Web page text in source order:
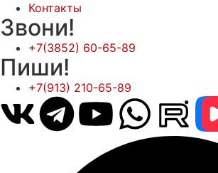
Контакты
Звони!
+7(3852) 60-65-89
Пиши!
+7(913) 210-65-89